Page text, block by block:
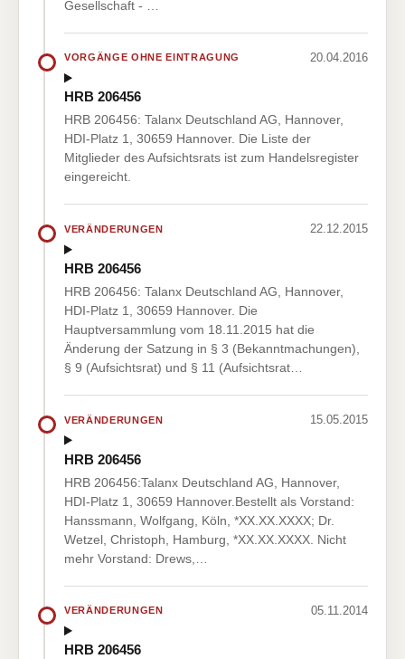
Gesellschaft - …
VORGÄNGE OHNE EINTRAGUNG 20.04.2016
HRB 206456
HRB 206456: Talanx Deutschland AG, Hannover,
HDI-Platz 1, 30659 Hannover. Die Liste der
Mitglieder des Aufsichtsrats ist zum Handelsregister
eingereicht.
VERÄNDERUNGEN 22.12.2015
HRB 206456
HRB 206456: Talanx Deutschland AG, Hannover,
HDI-Platz 1, 30659 Hannover. Die
Hauptversammlung vom 18.11.2015 hat die
Änderung der Satzung in § 3 (Bekanntmachungen),
§ 9 (Aufsichtsrat) und § 11 (Aufsichtsrat…
VERÄNDERUNGEN 15.05.2015
HRB 206456
HRB 206456:Talanx Deutschland AG, Hannover,
HDI-Platz 1, 30659 Hannover.Bestellt als Vorstand:
Hanssmann, Wolfgang, Köln, *XX.XX.XXXX; Dr.
Wetzel, Christoph, Hamburg, *XX.XX.XXXX. Nicht
mehr Vorstand: Drews,…
VERÄNDERUNGEN 05.11.2014
HRB 206456